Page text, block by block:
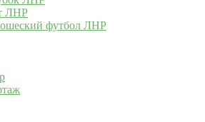
ЛНР
футбол ЛНР